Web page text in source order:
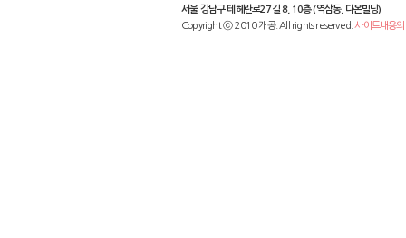
서울 강남구 테헤란로27길 8, 10층 (역삼동, 다온빌딩)
Copyright ⓒ 2010 캐공. All rights reserved.사이트내용